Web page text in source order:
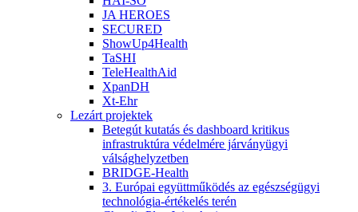
JA HEROES
SECURED
ShowUp4Health
TaSHI
TeleHealthAid
XpanDH
Xt-Ehr
Lezárt projektek
Betegút kutatás és dashboard kritikus
infrastruktúra védelmére járványügyi
válsághelyzetben
BRIDGE-Health
3. Európai együttműködés az egészségügyi
technológia-értékelés terén